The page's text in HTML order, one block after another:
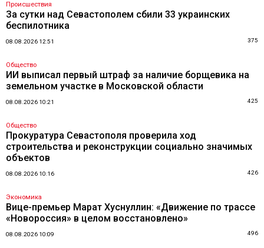
Происшествия
За сутки над Севастополем сбили 33 украинских
беспилотника
08.08.2026 12:51 375
Общество
ИИ выписал первый штраф за наличие борщевика на
земельном участке в Московской области
08.08.2026 10:21 425
Общество
Прокуратура Севастополя проверила ход
строительства и реконструкции социально значимых
объектов
08.08.2026 10:16 426
Экономика
Вице-премьер Марат Хуснуллин: «Движение по трассе
«Новороссия» в целом восстановлено»
08.08.2026 10:09 496